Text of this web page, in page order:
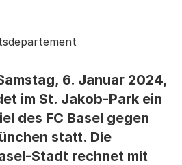
6. Januar 2024,
im St. Jakob-Park ein
des FC Basel gegen
statt. Die
Stadt rechnet mit